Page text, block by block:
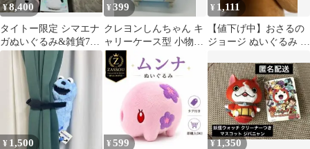
¥8,400
タイトー限定 シマエナ
ガぬいぐるみ&雑貨7点
セット
¥399
クレヨンしんちゃん キ
ャリーケース型 小物入
れ プライズ
¥ 1,111
【値下げ中】おさるの
ジョージ ぬいぐるみ セ
¥ 1,500 ¥ 599 ¥1,350